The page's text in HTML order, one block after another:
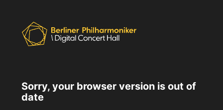
Sorry, your browser version is out of
date